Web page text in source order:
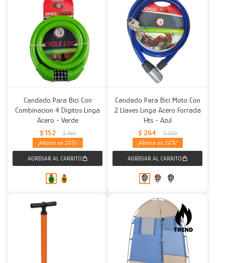
Candado Para Bici Con
Combinacion 4 Digitos Linga
Acero - Verde
$ 152 $ 190
20
Candado Para Bici Moto Con
2 Llaves Linga Acero Forrada
Hts - Azul
$ 264 $ 330
20